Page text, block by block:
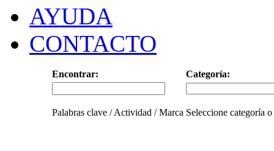
AYUDA
CONTACTO
Encontrar: Categoría:
Palabras clave / Actividad / Marca Seleccione categoría